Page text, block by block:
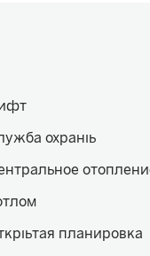
охраны
планировка